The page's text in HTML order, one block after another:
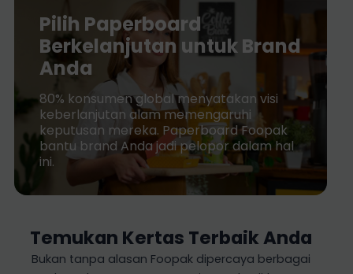
Pilih Paperboard
Berkelanjutan untuk Brand
Anda
80% konsumen global menyatakan visi
keberlanjutan alam memengaruhi
keputusan mereka. Paperboard Foopak
bantu brand Anda jadi pelopor dalam hal
ini.
Temukan Kertas Terbaik Anda
Bukan tanpa alasan Foopak dipercaya berbagai